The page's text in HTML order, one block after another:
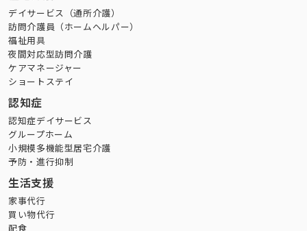
デイサービス（通所介護）
訪問介護員（ホームヘルパー）
福祉用具
夜間対応型訪問介護
ケアマネージャー
ショートステイ
認知症
認知症デイサービス
グループホーム
小規模多機能型居宅介護
予防・進行抑制
生活支援
家事代行
買い物代行
配食